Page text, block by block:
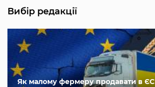
Вибір редакції
Як малому фермеру продавати в ЄС